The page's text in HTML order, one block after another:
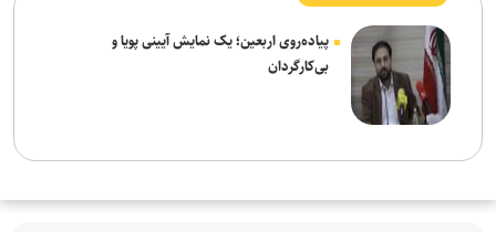
پیاده‌روی اربعین؛ یک نمایش آیینی پویا و
بی‌کارگردان